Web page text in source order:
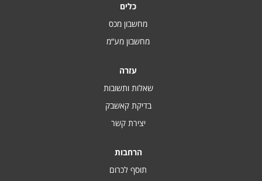
כלים
מחשבון מכס
מחשבון מע“מ
עזרה
שאלות ותשובות
בדיקת קאשבק
יצירת קשר
הרחבות
תוסף לכרום